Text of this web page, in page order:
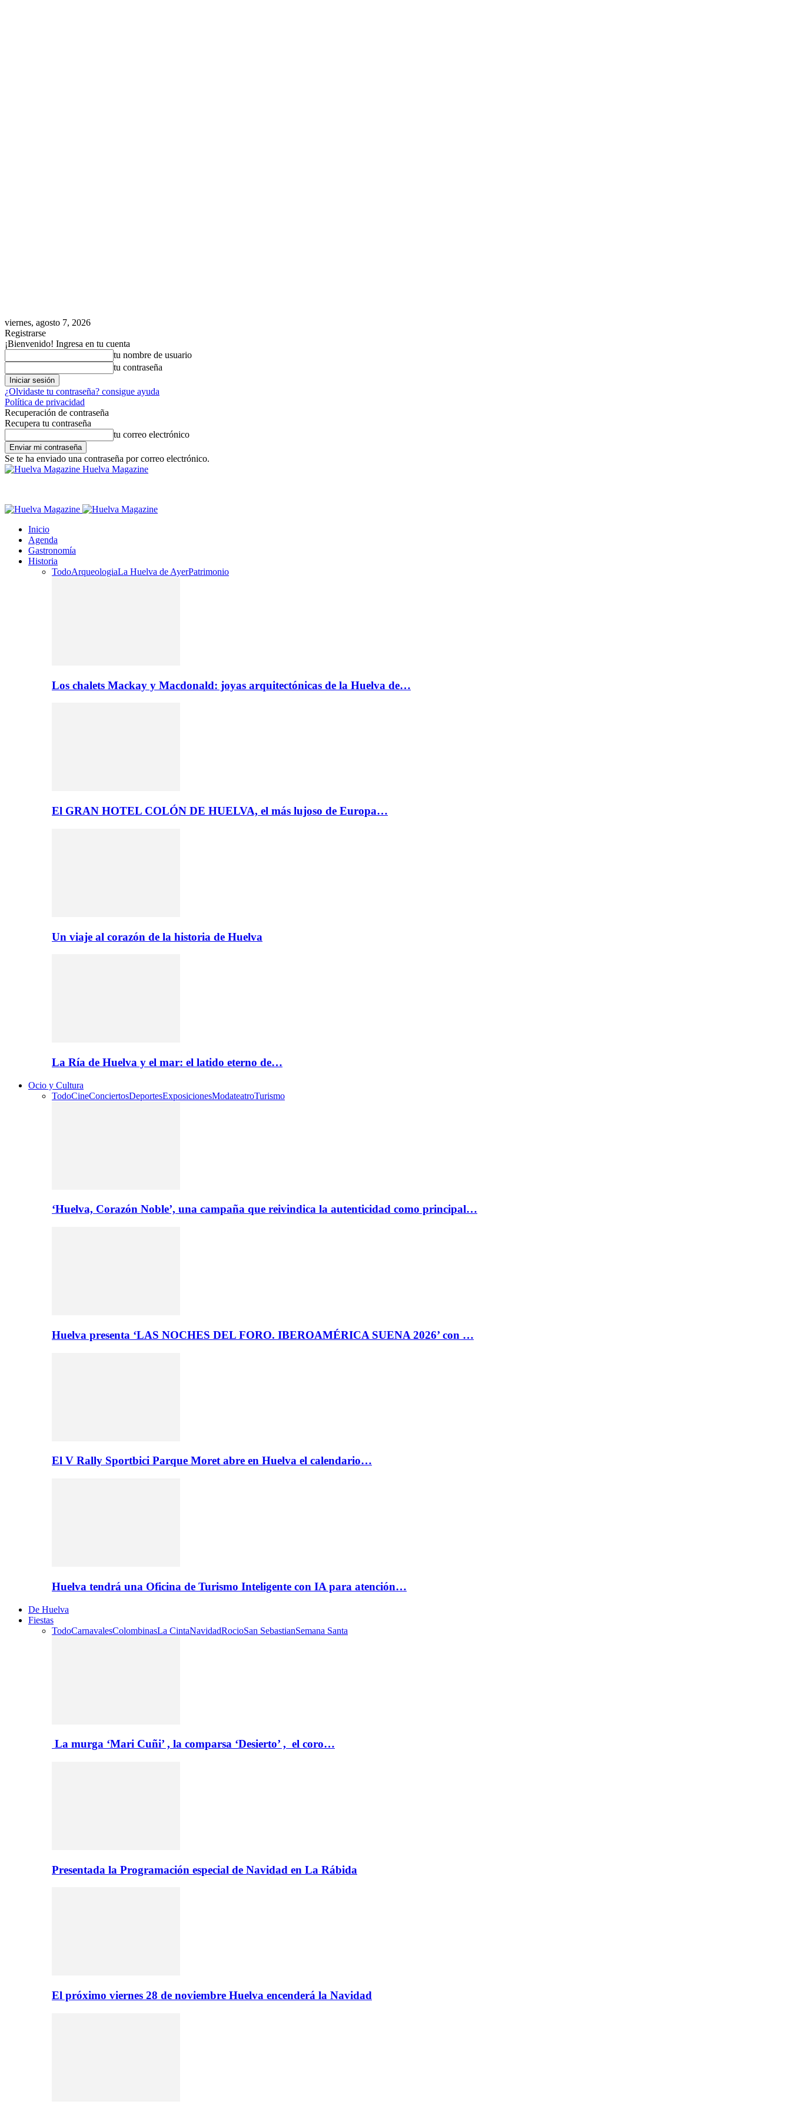
viernes, agosto 7, 2026
Registrarse
¡Bienvenido! Ingresa en tu cuenta
tu nombre de usuario
tu contraseña
¿Olvidaste tu contraseña? consigue ayuda
Política de privacidad
Recuperación de contraseña
Recupera tu contraseña
tu correo electrónico
Se te ha enviado una contraseña por correo electrónico.
Huelva Magazine
Inicio
Agenda
Gastronomía
Historia
TodoArqueologiaLa Huelva de AyerPatrimonio
Los chalets Mackay y Macdonald: joyas arquitectónicas de la Huelva de…
El GRAN HOTEL COLÓN DE HUELVA, el más lujoso de Europa…
Un viaje al corazón de la historia de Huelva
La Ría de Huelva y el mar: el latido eterno de…
Ocio y Cultura
TodoCineConciertosDeportesExposicionesModateatroTurismo
‘Huelva, Corazón Noble’, una campaña que reivindica la autenticidad como principal…
Huelva presenta ‘LAS NOCHES DEL FORO. IBEROAMÉRICA SUENA 2026’ con …
El V Rally Sportbici Parque Moret abre en Huelva el calendario…
Huelva tendrá una Oficina de Turismo Inteligente con IA para atención…
De Huelva
Fiestas
TodoCarnavalesColombinasLa CintaNavidadRocioSan SebastianSemana Santa
La murga ‘Mari Cuñi’ , la comparsa ‘Desierto’ , el coro…
Presentada la Programación especial de Navidad en La Rábida
El próximo viernes 28 de noviembre Huelva encenderá la Navidad